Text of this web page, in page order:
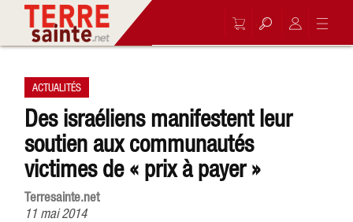
ACTUALITÉS
Des israéliens manifestent leur
soutien aux communautés
victimes de « prix à payer »
Terresainte.net
11 mai 2014